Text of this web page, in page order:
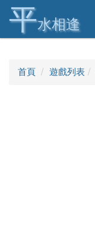
平水相逢
首頁 遊戲列表